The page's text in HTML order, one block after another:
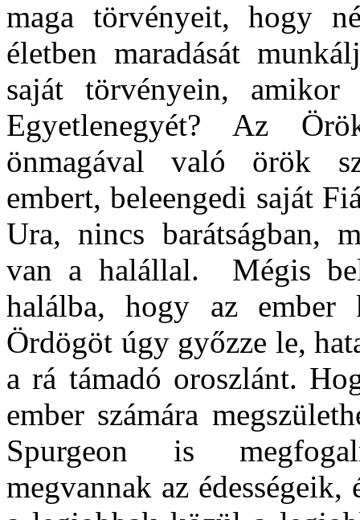
maga törvényeit, hogy
életben maradását
saját törvényein, amikor
Egyetlenegyét? Az
önmagával való örök
embert, beleengedi saját
Ura, nincs barátságban,
van a halállal. Mégis
halálba, hogy az
Ördögöt úgy győzze le,
a rá támadó oroszlánt.
ember számára
Spurgeon is
megvannak az